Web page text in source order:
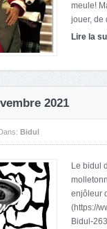
meule!
jouer, de
Lire la
2021
Bidul
Le bidul
enjôleur
(https://
Bidul-